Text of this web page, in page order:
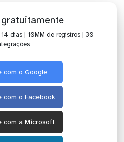
dias | 10MM de registros | 30
com o Google
com o Facebook
com a Microsoft